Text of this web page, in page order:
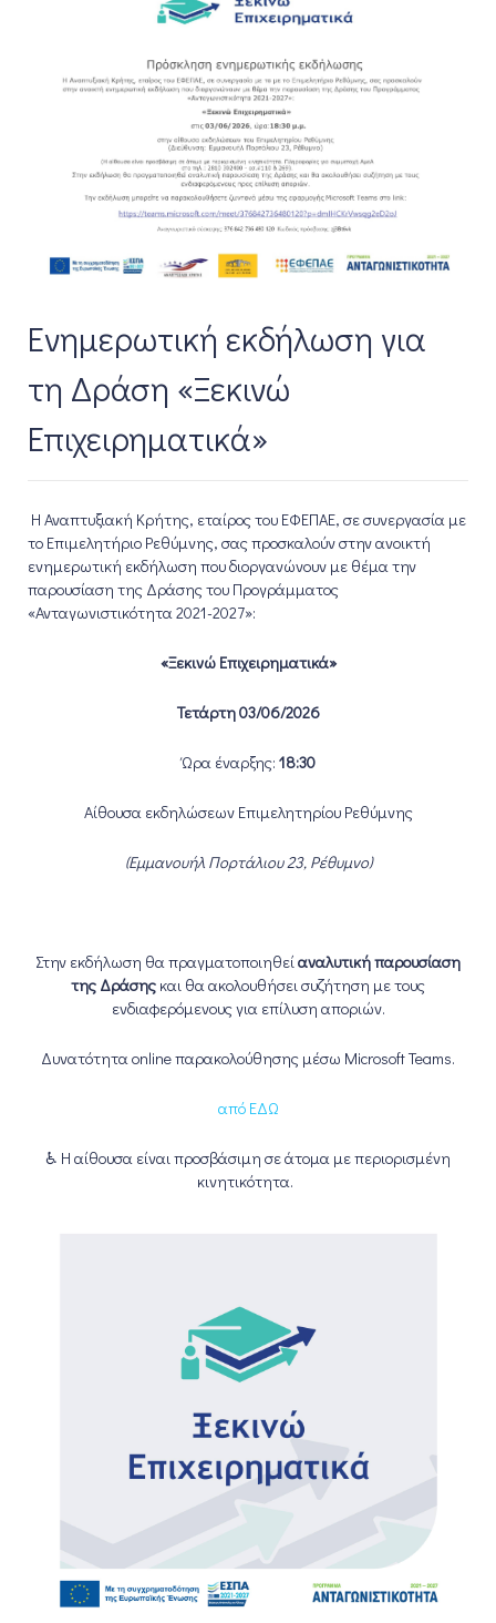
Ενημερωτική εκδήλωση για
τη Δράση «Ξεκινώ
Επιχειρηματικά»
Η Αναπτυξιακή Κρήτης, εταίρος του ΕΦΕΠΑΕ, σε συνεργασία με
το Επιμελητήριο Ρεθύμνης, σας προσκαλούν στην ανοικτή
ενημερωτική εκδήλωση που διοργανώνουν με θέμα την
παρουσίαση της Δράσης του Προγράμματος
«Ανταγωνιστικότητα 2021-2027»:
«Ξεκινώ Επιχειρηματικά»
Τετάρτη 03/06/2026
Ώρα έναρξης: 18:30
Αίθουσα εκδηλώσεων Επιμελητηρίου Ρεθύμνης
(Εμμανουήλ Πορτάλιου 23, Ρέθυμνο)
Στην εκδήλωση θα πραγματοποιηθείαναλυτική παρουσίαση
της Δράσης και θα ακολουθήσει συζήτηση με τους
ενδιαφερόμενους για επίλυση αποριών.
Δυνατότητα online παρακολούθησης μέσω Microsoft Teams.
από ΕΔΩ
♿ Η αίθουσα είναι προσβάσιμη σε άτομα με περιορισμένη
κινητικότητα.